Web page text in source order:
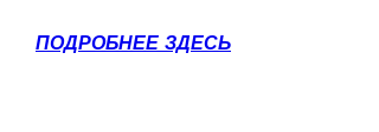
ПОДРОБНЕЕ ЗДЕСЬ